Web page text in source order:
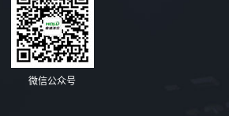
微信公众号